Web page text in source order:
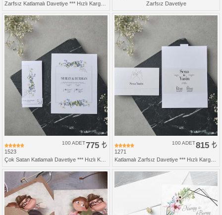
Zarfsız Davetiye
1523
775
100 ADET
1271
815
100 ADET